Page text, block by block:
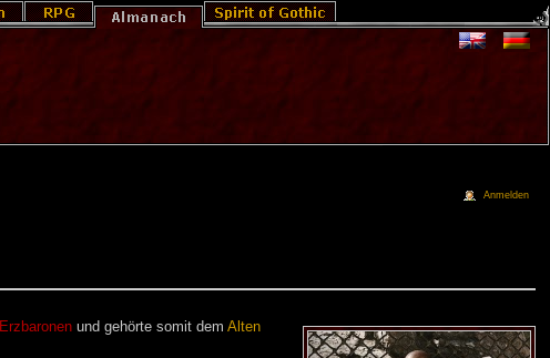
Erzbaronenund gehörte somit dem Alten
Anmelden